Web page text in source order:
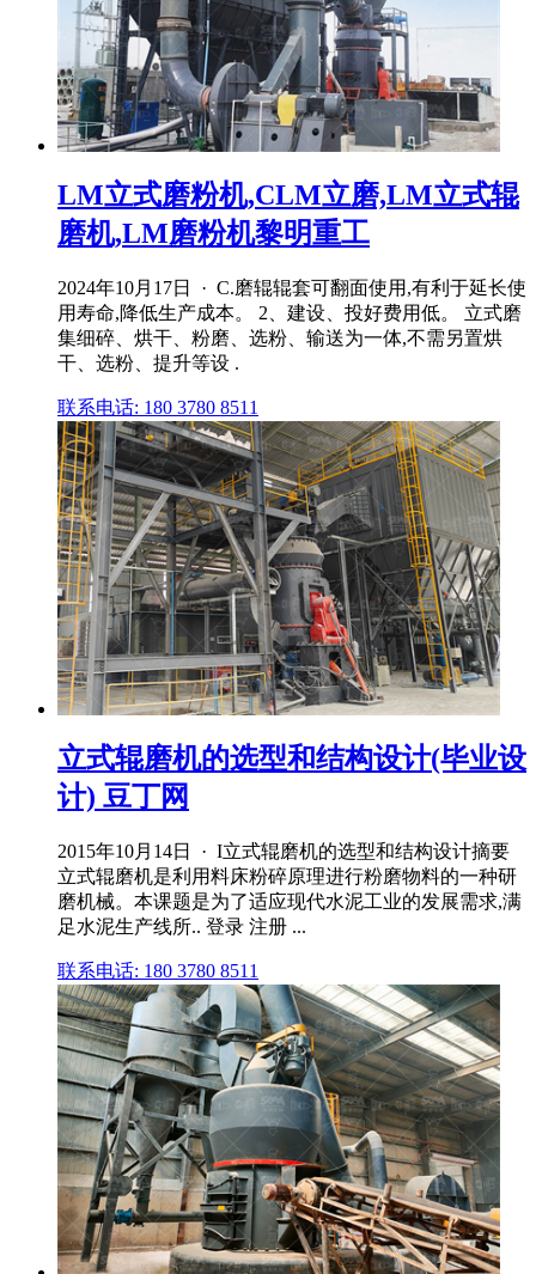
LM立式磨粉机,CLM立磨,LM立式辊
磨机,LM磨粉机黎明重工
2024年10月17日 · C.磨辊辊套可翻面使用,有利于延长使
用寿命,降低生产成本。 2、建设、投好费用低。 立式磨
集细碎、烘干、粉磨、选粉、输送为一体,不需另置烘
干、选粉、提升等设 .
联系电话: 180 3780 8511
立式辊磨机的选型和结构设计(毕业设
计) 豆丁网
2015年10月14日 · I立式辊磨机的选型和结构设计摘要
立式辊磨机是利用料床粉碎原理进行粉磨物料的一种研
磨机械。本课题是为了适应现代水泥工业的发展需求,满
足水泥生产线所.. 登录 注册 ...
联系电话: 180 3780 8511